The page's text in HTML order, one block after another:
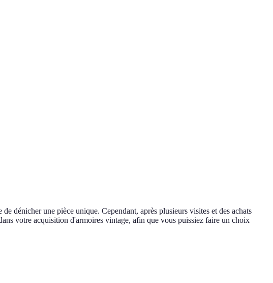
dénicher une pièce unique. Cependant, après plusieurs visites et des achats
votre acquisition d'armoires vintage, afin que vous puissiez faire un choix